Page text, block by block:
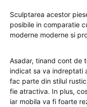
Sculptarea acestor
posibile in comparatie
moderne moderne si
Asadar, tinand cont de
indicat sa va indreptati
fac parte din stilul
fie atractiva. In plus,
iar mobila va fi foarte